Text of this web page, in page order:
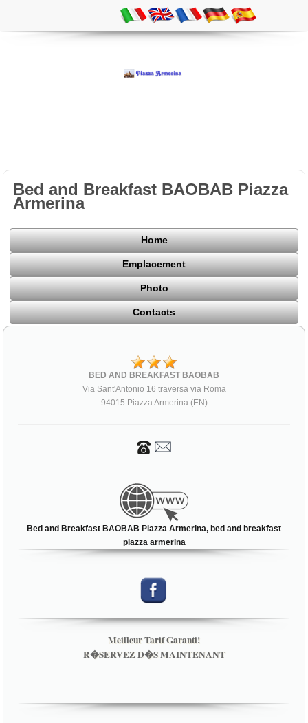
Bed and Breakfast BAOBAB Piazza
Armerina
Home
Emplacement
Photo
Contacts
BED AND BREAKFAST BAOBAB
Via Sant'Antonio 16 traversa via Roma
94015 Piazza Armerina (EN)
Bed and Breakfast BAOBAB Piazza Armerina, bed and breakfast
piazza armerina
Meilleur Tarif Garanti!
R�SERVEZ D�S MAINTENANT